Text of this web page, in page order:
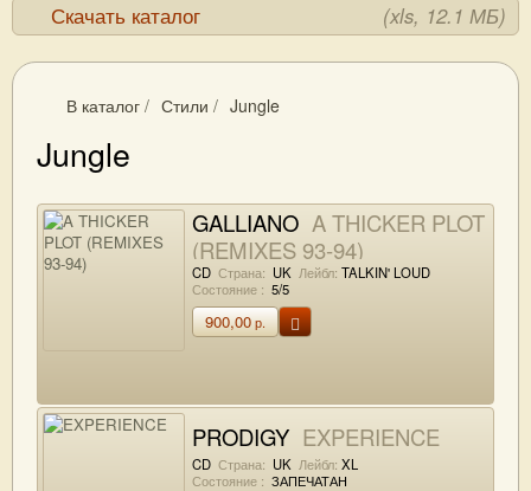
Скачать каталог (xls, 12.1 МБ)
В каталог / Стили / Jungle
Jungle
GALLIANO A THICKER PLOT
(REMIXES 93-94)
CD Страна: UK Лейбл: TALKIN' LOUD
Состояние : 5/5
900,00р.
PRODIGY EXPERIENCE
CD Страна: UK Лейбл: XL
Состояние : ЗАПЕЧАТАН